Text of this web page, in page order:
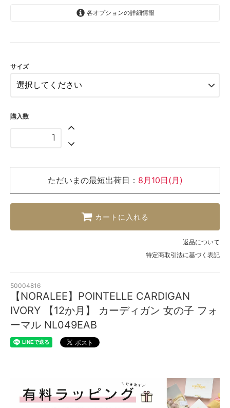
各オプションの詳細情報
サイズ
購入数
ただいまの最短出荷日： 8月10日(月)
カートに入れる
返品について
特定商取引法に基づく表記
50004816
【NORALEE】POINTELLE CARDIGAN
IVORY 【12か月】 カーディガン 女の子 フォ
ーマル NL049EAB